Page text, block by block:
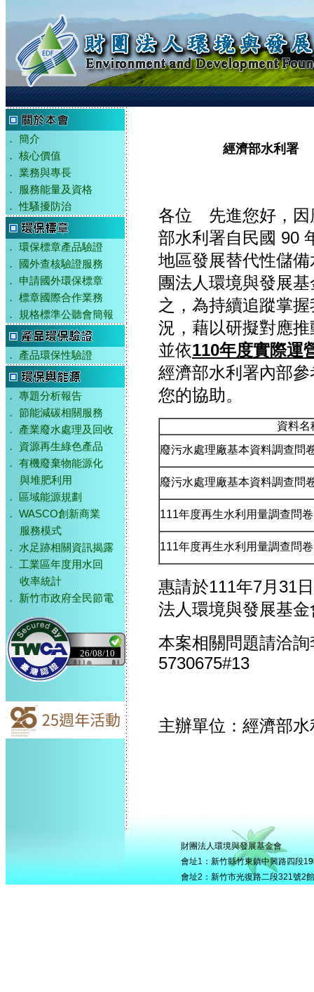
．
簡介
．
核心價值
．
業務與專長
．
服務能量及資格
．
性騷擾防治
．
環保標章產品驗證
．
國外查核驗證服務
．
申請國外環保標章
．
標章國際合作業務
．
規格標準公聽會簡報
． 產品環保性驗證
．
專題分析報告
．
節能減碳相關服務
．
產業廢水處理及回收
．
資源再生綠色產品
．
有機廢棄物能源化
與堆肥利用
．
區域能源規劃
．
WASCO創新商業
服務模式
．
水足跡相關資訊揭露
．
工業區年度用水回
收率統計
．
新竹市政府全民節電
26/08/10
經濟部水利署
各位 先進您好，因
部水利署自民國 90
地區發展替代性儲
團法人環境與發展
之，為持續追蹤掌
況，藉以研擬對應
並依110年度實際運
經濟部水利署內部
您的協助。
資料名
廢污水處理廠基本資料調查問
廢污水處理廠基本資料調查問
111年度再生水利用量調查問
111年度再生水利用量調查問
惠請於111年7月31
法人環境與發展基金
本案相關問題請洽
5730675#13
主辦單位：經濟部水
財團法人環境與發展基金會
會址1：新竹縣竹東鎮中興路四段
會址2：新竹市光復路二段321號2